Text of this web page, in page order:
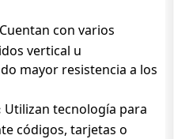
Cuentan con varios
vertical u
mayor resistencia a los
Utilizan tecnología para
códigos, tarjetas o